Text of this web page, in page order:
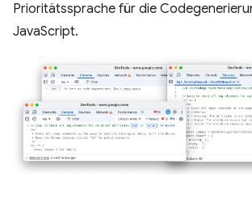
Prioritätssprache für die
JavaScript.